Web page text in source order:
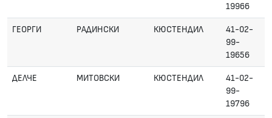
19966
ГЕОРГИ РАДИНСКИ КЮСТЕНДИЛ
41-02-
99-
19656
ДЕЛЧЕ МИТОВСКИ КЮСТЕНДИЛ
41-02-
99-
19796